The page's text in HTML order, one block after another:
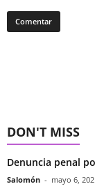
DON'T MISS
Denuncia penal
Salomón - mayo 6,